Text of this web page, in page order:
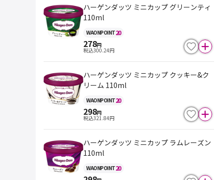
ハーゲンダッツ ミニカップ グリーンティ
110ml
WAONPOINT20
278円
税込300.24円
ハーゲンダッツ ミニカップ クッキー&ク
リーム 110ml
WAONPOINT20
298円
税込321.84円
ハーゲンダッツ ミニカップ ラムレーズン
110ml
WAONPOINT20